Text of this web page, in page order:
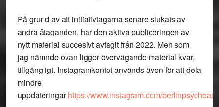
På grund av att initiativtagarna senare slukats av
andra åtaganden, har den aktiva publiceringen av
nytt material succesivt avtagit från 2022. Men som
jag nämnde ovan ligger övervägande material kvar,
tillgängligt. Instagramkontot används även för att dela
mindre
uppdateringarhttps://www.instagram.com/